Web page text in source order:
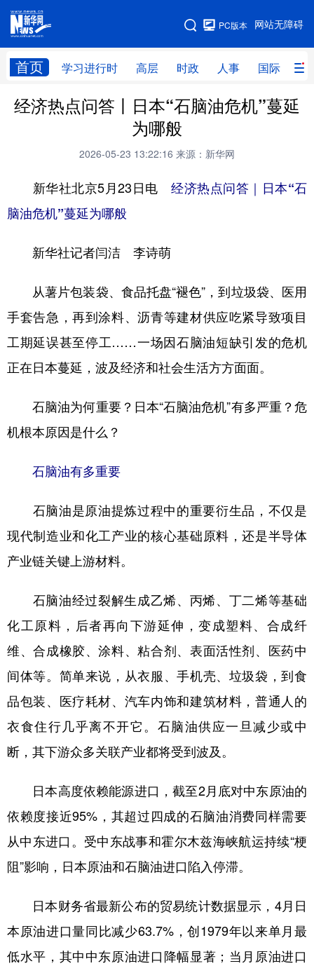
网站无障碍
PC版本
首页 学习进行时 高层 时政 人事 国际 财
网站地图
学习进行时 高层 时政 人事
科技 科创 量子 体育
访谈 视频
食品 人居 信息化 数字经济
学术中国 乡村振兴 银龄 溯源中国
城市 旅游 能源 会展
彩票 娱乐 时尚 悦读
公益 一带一路
地方频道
北京 天津 河北 山西
浙江 安徽 福建 江西
山东 河南 湖北 湖南
广东 广西 海南 重庆
陕西 青海 宁夏
新疆 内蒙古 黑龙江
多语种频道
Русский язык 日本語
经济热点问答丨日本“石脑油危机”蔓延
为哪般
2026-05-23 13:22:16 来源：新华网
新华社北京5月23日电经济热点问答｜日本“石
脑油危机”蔓延为哪般
新华社记者闫洁 李诗萌
从薯片包装袋、食品托盘“褪色”，到垃圾袋、医用
手套告急，再到涂料、沥青等建材供应吃紧导致项目
工期延误甚至停工……一场因石脑油短缺引发的危机
正在日本蔓延，波及经济和社会生活方方面面。
石脑油为何重要？日本“石脑油危机”有多严重？危
机根本原因是什么？
石脑油有多重要
石脑油是原油提炼过程中的重要衍生品，不仅是
现代制造业和化工产业的核心基础原料，还是半导体
产业链关键上游材料。
石脑油经过裂解生成乙烯、丙烯、丁二烯等基础
化工原料，后者再向下游延伸，变成塑料、合成纤
维、合成橡胶、涂料、粘合剂、表面活性剂、医药中
间体等。简单来说，从衣服、手机壳、垃圾袋，到食
品包装、医疗耗材、汽车内饰和建筑材料，普通人的
衣食住行几乎离不开它。石脑油供应一旦减少或中
断，其下游众多关联产业都将受到波及。
日本高度依赖能源进口，截至2月底对中东原油的
依赖度接近95%，其超过四成的石脑油消费同样需要
从中东进口。受中东战事和霍尔木兹海峡航运持续“梗
阻”影响，日本原油和石脑油进口陷入停滞。
日本财务省最新公布的贸易统计数据显示，4月日
本原油进口量同比减少63.7%，创1979年以来单月最
低水平，其中中东原油进口降幅显著；当月原油进口